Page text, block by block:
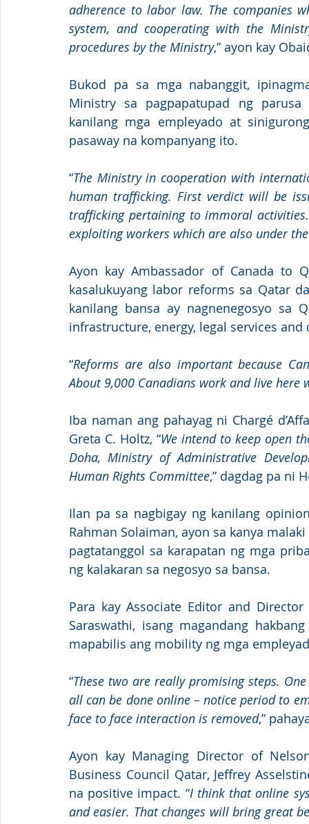
adherence to labor law. The companies
system, and cooperating with the
procedures by the Ministry,” ayon kay
Bukod pa sa mga nabanggit,
Ministry sa pagpapatupad ng
kanilang mga empleyado at
pasaway na kompanyang ito.
“The Ministry in cooperation with
human trafficking. First verdict will be
trafficking pertaining to immoral
exploiting workers which are also under
Ayon kay Ambassador of Canada to
kasalukuyang labor reforms sa Qatar
kanilang bansa ay nagnenegosyo sa
infrastructure, energy, legal services
“Reforms are also important because
About 9,000 Canadians work and live
Iba naman ang pahayag ni Chargé
Greta C. Holtz, “We intend to keep open
Doha, Ministry of Administrative
Human Rights Committee,” dagdag pa ni
Ilan pa sa nagbigay ng kanilang
Rahman Solaiman, ayon sa kanya
pagtatanggol sa karapatan ng mga
ng kalakaran sa negosyo sa bansa.
Para kay Associate Editor and
Saraswathi, isang magandang
mapabilis ang mobility ng mga
“These two are really promising steps.
all can be done online – notice period to
face to face interaction is removed,”
Ayon kay Managing Director of
Business Council Qatar, Jeffrey
na positive impact. “I think that online
and easier. That changes will bring great